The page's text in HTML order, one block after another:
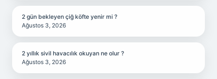
2 gün bekleyen çiğ köfte yenir mi ?
Ağustos 3, 2026
2 yıllık sivil havacılık okuyan ne olur ?
Ağustos 3, 2026